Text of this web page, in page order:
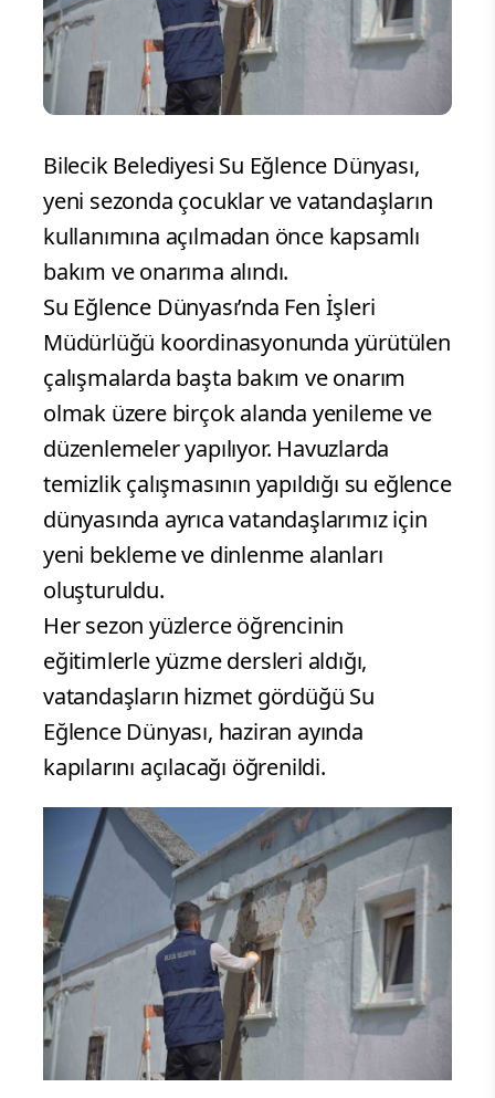
Bilecik Belediyesi Su Eğlence Dünyası,
yeni sezonda çocuklar ve vatandaşların
kullanımına açılmadan önce kapsamlı
bakım ve onarıma alındı.
Su Eğlence Dünyası’nda Fen İşleri
Müdürlüğü koordinasyonunda yürütülen
çalışmalarda başta bakım ve onarım
olmak üzere birçok alanda yenileme ve
düzenlemeler yapılıyor. Havuzlarda
temizlik çalışmasının yapıldığı su eğlence
dünyasında ayrıca vatandaşlarımız için
yeni bekleme ve dinlenme alanları
oluşturuldu.
Her sezon yüzlerce öğrencinin
eğitimlerle yüzme dersleri aldığı,
vatandaşların hizmet gördüğü Su
Eğlence Dünyası, haziran ayında
kapılarını açılacağı öğrenildi.